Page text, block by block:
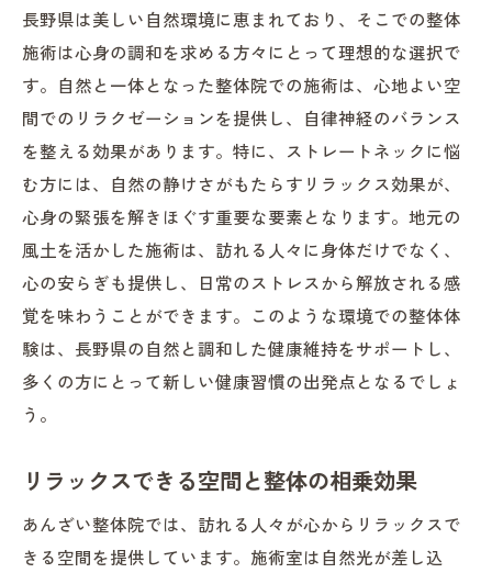
ストレートネック改善の流れと成果
整体院で得られる新しい健康習慣
長野県での整体体験がストレートネック解消に
効果的な理由
長野県の地理的特性と整体体験の相性
長野県での整体体験がもたらす具体的な効
果
ストレートネック解消に向けた整体体験の
魅力
地域特有の施術がもたらす健康効果
長野県の自然が提供する癒しの力
整体の専門家が語るストレートネック改善の最
新アプローチ
専門家が推奨するストレートネック改善法
長野県は美しい自然環境に恵まれており、そこでの整体
施術は心身の調和を求める方々にとって理想的な選択で
す。自然と一体となった整体院での施術は、心地よい空
間でのリラクゼーションを提供し、自律神経のバランス
を整える効果があります。特に、ストレートネックに悩
む方には、自然の静けさがもたらすリラックス効果が、
心身の緊張を解きほぐす重要な要素となります。地元の
風土を活かした施術は、訪れる人々に身体だけでなく、
心の安らぎも提供し、日常のストレスから解放される感
覚を味わうことができます。このような環境での整体体
験は、長野県の自然と調和した健康維持をサポートし、
多くの方にとって新しい健康習慣の出発点となるでしょ
う。
リラックスできる空間と整体の相乗効果
あんざい整体院では、訪れる人々が心からリラックスで
きる空間を提供しています。施術室は自然光が差し込